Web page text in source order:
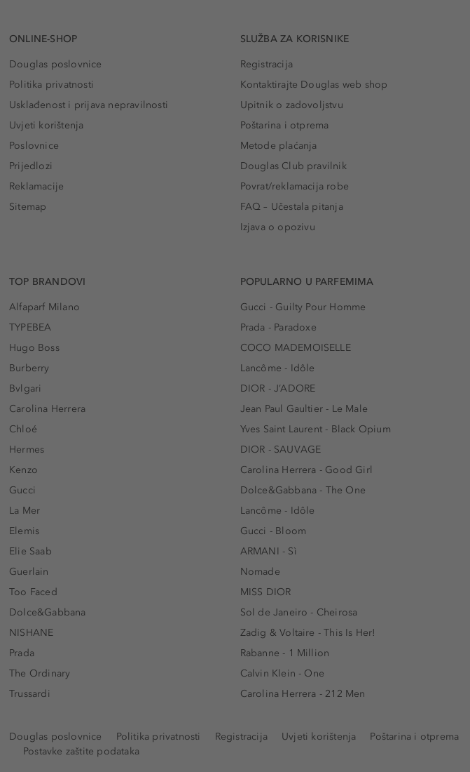
ONLINE-SHOP
Douglas poslovnice
Politika privatnosti
Usklađenost i prijava nepravilnosti
Uvjeti korištenja
Poslovnice
Prijedlozi
Reklamacije
Sitemap
SLUŽBA ZA KORISNIKE
Registracija
Kontaktirajte Douglas web shop
Upitnik o zadovoljstvu
Poštarina i otprema
Metode plaćanja
Douglas Club pravilnik
Povrat/reklamacija robe
FAQ – Učestala pitanja
Izjava o opozivu
TOP BRANDOVI
Alfaparf Milano
TYPEBEA
Hugo Boss
Burberry
Bvlgari
Carolina Herrera
Chloé
Hermes
Kenzo
Gucci
La Mer
Elemis
Elie Saab
Guerlain
Too Faced
Dolce&Gabbana
NISHANE
Prada
The Ordinary
Trussardi
POPULARNO U PARFEMIMA
Gucci - Guilty Pour Homme
Prada - Paradoxe
COCO MADEMOISELLE
Lancôme - Idôle
DIOR - J’ADORE
Jean Paul Gaultier - Le Male
Yves Saint Laurent - Black Opium
DIOR - SAUVAGE
Carolina Herrera - Good Girl
Dolce&Gabbana - The One
Lancôme - Idôle
Gucci - Bloom
ARMANI - Sì
Nomade
MISS DIOR
Sol de Janeiro - Cheirosa
Zadig & Voltaire - This Is Her!
Rabanne - 1 Million
Calvin Klein - One
Carolina Herrera - 212 Men
Douglas poslovnice Politika privatnosti Registracija Uvjeti korištenja Poštarina i otprema
Postavke zaštite podataka